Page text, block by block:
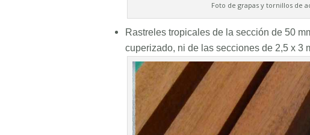
Foto de grapas y tornillos de
Rastreles tropicales de la sección de 50
cuperizado, ni de las secciones de 2,5 x 3